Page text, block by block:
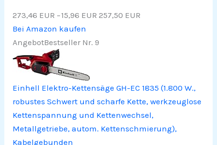
273,46 EUR −15,96 EUR 257,50 EUR
Bei Amazon kaufen
AngebotBestseller Nr. 9
Einhell Elektro-Kettensäge GH-EC 1835 (1.800 W.,
robustes Schwert und scharfe Kette, werkzeuglose
Kettenspannung und Kettenwechsel,
Metallgetriebe, autom. Kettenschmierung),
Kabelgebunden